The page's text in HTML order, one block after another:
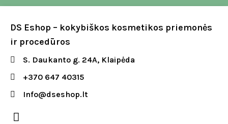
DS Eshop – kokybiškos kosmetikos priemonės
ir procedūros
S. Daukanto g. 24A, Klaipėda
+370 647 40315
Info@dseshop.lt